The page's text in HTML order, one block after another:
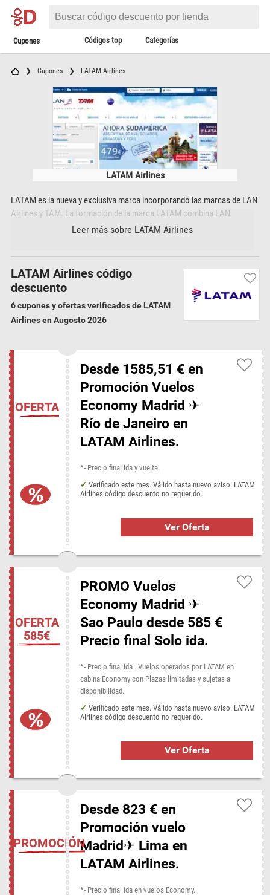
Cupones Códigos top Categorías
Cupones LATAM Airlines
LATAM Airlines
Leer más sobre LATAM Airlines
LATAM es la nueva y exclusiva marca incorporando las marcas de LAN
Airlines y TAM. La formación de la marca LATAM combina LAN
Airlines, aerolínea chilena con operaciones en Chile, Argentina,
vuelos con ofertas y promociones a diferentes destinos del mundo.
Reserva tus vuelos en LATAM y ahorra al máximo.
Garantía de verificación
Hemos verificado todos los 6 LATAM Airlines
LATAM Airlines categorías
Vuelos
Códigos descuento de tiendas similares
Avianca Czech Airlines
LOL.travel Qatar Airways
Skytours
Vueling
Tiendas populares en Disconta
HIPOTELS Hotels & Resorts
Hoteles.com
Marshall Headphones
Padel Nuestro
PARISCityVISION
ProForm
StreetPadel The Hut
TrainInn
Vinopremier
Zafiro Hotels
LATAM Airlines código
descuento
6 cupones y ofertas verificados de LATAM
Airlines en Augosto 2026
OFERTA
Desde 1585,51 € en
Promoción Vuelos
Economy Madrid ✈
Río de Janeiro en
LATAM Airlines.
*- Precio final ida y vuelta.
Verificado este mes. Válido hasta nuevo aviso. LATAM
Airlines código descuento no requerido.
Ver Oferta
OFERTA
585€
PROMO Vuelos
Economy Madrid ✈
Sao Paulo desde 585 €
Precio final Solo ida.
*- Precio final ida . Vuelos operados por LATAM en
cabina Economy con Plazas limitadas y sujetas a
disponibilidad.
Verificado este mes. Válido hasta nuevo aviso. LATAM
Airlines código descuento no requerido.
Ver Oferta
PROMOCIÓN
Desde 823 € en
Promoción vuelo
Madrid✈ Lima en
LATAM Airlines.
*- Precio final Ida en vuelos Economy.